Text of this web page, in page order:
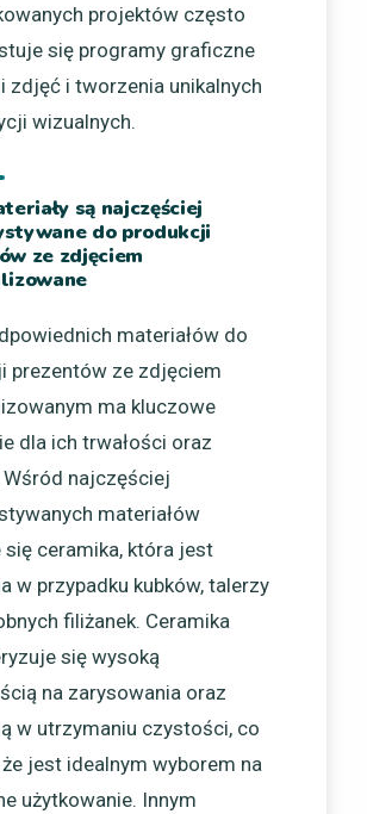
projektów często
się programy graficzne
zdjęć i tworzenia unikalnych
wizualnych.
są najczęściej
do produkcji
ze zdjęciem
materiałów do
prezentów ze zdjęciem
ma kluczowe
dla ich trwałości oraz
najczęściej
materiałów
się ceramika, która jest
w przypadku kubków, talerzy
filiżanek. Ceramika
się wysoką
na zarysowania oraz
w utrzymaniu czystości, co
jest idealnym wyborem na
użytkowanie. Innym